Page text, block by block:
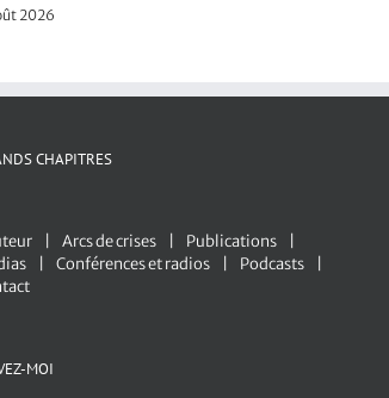
2026
CHAPITRES
Arcs de crises
Publications
Conférences et radios
Podcasts
MOI